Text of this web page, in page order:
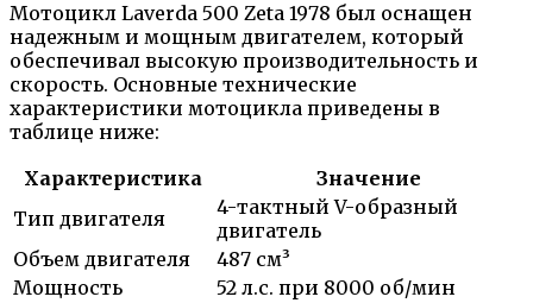
Мотоцикл Laverda 500 Zeta 1978 был оснащен
надежным и мощным двигателем, который
обеспечивал высокую производительность и
скорость. Основные технические
характеристики мотоцикла приведены в
таблице ниже:
Характеристика
Значение
Тип двигателя
4-тактный V-образный
двигатель
Объем двигателя
487 см³
Мощность
52 л.с. при 8000 об/мин